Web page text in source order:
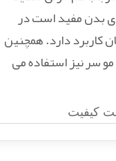
بدن مفید است در
کاربرد دارد. همچنین
سر نیز استفاده می
کیفیت